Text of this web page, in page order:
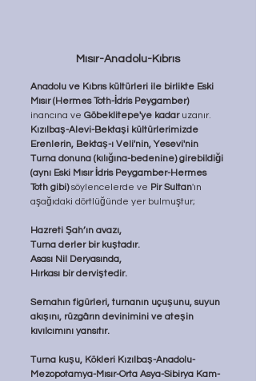
Mısır-Anadolu-Kıbrıs
Anadolu ve Kıbrıs kültürleri ile birlikte Eski
Mısır (Hermes Toth-İdris Peygamber)
inancına ve Göbeklitepe'ye kadar uzanır.
Kızılbaş-Alevi-Bektaşi kültürlerimizde
Erenlerin, Bektaş-ı Veli'nin, Yesevi'nin
Turna donuna (kılığına-bedenine) girebildiği
(aynı Eski Mısır İdris Peygamber-Hermes
Toth gibi) söylencelerde ve Pir Sultan'ın
aşağıdaki dörtlüğünde yer bulmuştur;
Hazreti Şah’ın avazı,
Turna derler bir kuştadır.
Asası Nil Deryasında,
Hırkası bir derviştedir.
Semahın figürleri, turnanın uçuşunu, suyun
akışını, rüzgârın devinimini ve ateşin
kıvılcımını yansıtır.
Turna kuşu, Kökleri Kızılbaş-Anadolu-
Mezopotamya-Mısır-Orta Asya-Sibirya Kam-